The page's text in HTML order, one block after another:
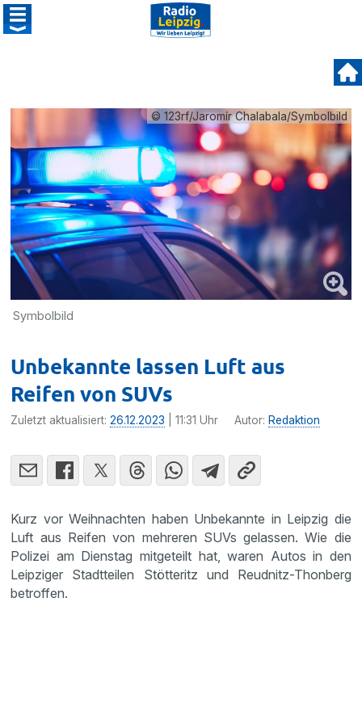
© 123rf/Jaromír Chalabala/Symbolbild
Symbolbild
Unbekannte lassen Luft aus
Reifen von SUVs
Zuletzt aktualisiert:26.12.2023 | 11:31 Uhr Autor: Redaktion
Kurz vor Weihnachten haben Unbekannte in Leipzig die
Luft aus Reifen von mehreren SUVs gelassen. Wie die
Polizei am Dienstag mitgeteilt hat, waren Autos in den
Leipziger Stadtteilen Stötteritz und Reudnitz-Thonberg
betroffen.